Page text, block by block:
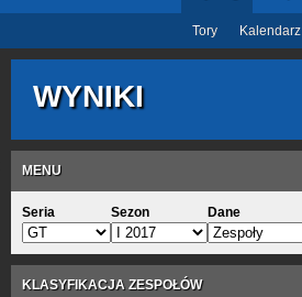
Tory Kalendarz
WYNIKI
MENU
Seria Sezon Dane
KLASYFIKACJA ZESPOŁÓW